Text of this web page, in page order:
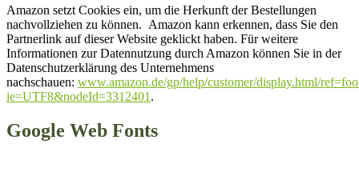
Amazon setzt Cookies ein, um die Herkunft der Bestellungen
nachvollziehen zu können. Amazon kann erkennen, dass Sie den
Partnerlink auf dieser Website geklickt haben. Für weitere
Informationen zur Datennutzung durch Amazon können Sie in der
Datenschutzerklärung des Unternehmens
nachschauen: www.amazon.de/gp/help/customer/display.html/
ie=UTF8&nodeId=3312401.
Google Web Fonts